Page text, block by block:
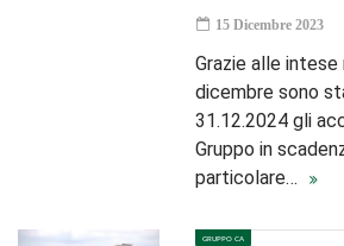
15 Dicembre 2023
Grazie alle
dicembre sono
31.12.2024 gli
Gruppo in
particolare…
GRUPPO CA